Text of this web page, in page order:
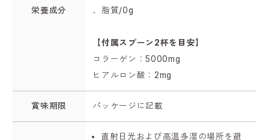
栄養成分
、脂質/0g
【付属スプーン2杯を目安】
コラーゲン：5000mg
ヒアルロン酸：2mg
賞味期限 パッケージに記載
直射日光および高温多湿の場所を避